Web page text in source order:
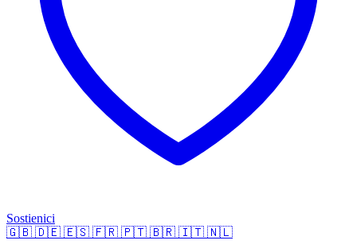
Sostienici
🇬🇧 🇩🇪 🇪🇸 🇫🇷 🇵🇹 🇧🇷 🇮🇹 🇳🇱